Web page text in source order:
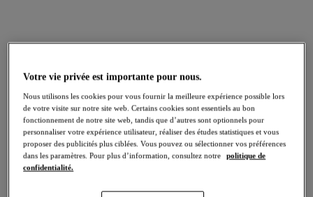
La presse
Pour toute demande concernant la presse, veuillez contacter :
Votre vie privée est importante pour nous.
Nous utilisons les cookies pour vous fournir la meilleure expérience possible lors
de votre visite sur notre site web. Certains cookies sont essentiels au bon
fonctionnement de notre site web, tandis que d’autres sont optionnels pour
personnaliser votre expérience utilisateur, réaliser des études statistiques et vous
proposer des publicités plus ciblées. Vous pouvez ou sélectionner vos préférences
dans les paramètres. Pour plus d’information, consultez notre
politique de
confidentialité.